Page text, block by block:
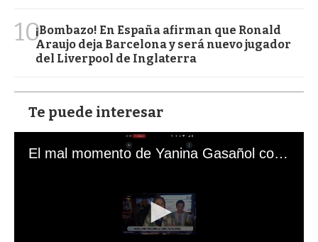
10¡Bombazo! En España afirman que Ronald
Araujo deja Barcelona y será nuevo jugador
del Liverpool de Inglaterra
Te puede interesar
El mal momento de Yanina Gasañol con un hincha argentino en "Subrayado"